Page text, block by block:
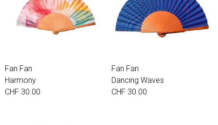
Fan Fan
Harmony
CHF 30.00
Fan Fan
Dancing Waves
CHF 30.00